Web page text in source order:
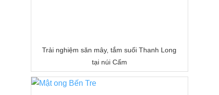
Trải nghiệm săn mây, tắm suối Thanh Long
tại núi Cấm